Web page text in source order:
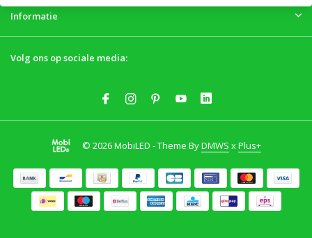
Informatie
Volg ons op sociale media:
© 2026 MobiLED - Theme ByDMWS xPlus+